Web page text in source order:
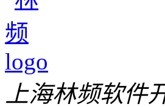
上海林频软件